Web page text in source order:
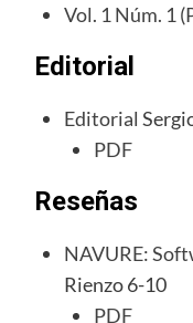
Vol. 1 Núm. 1
Editorial
Editorial
PDF
Reseñas
NAVURE:
Rienzo 6-10
PDF